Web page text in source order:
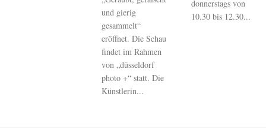
und gierig
gesammelt“
eröffnet. Die Schau
findet im Rahmen
von „düsseldorf
photo +“ statt. Die
Künstlerin...
donnerstags von
10.30 bis 12.30...